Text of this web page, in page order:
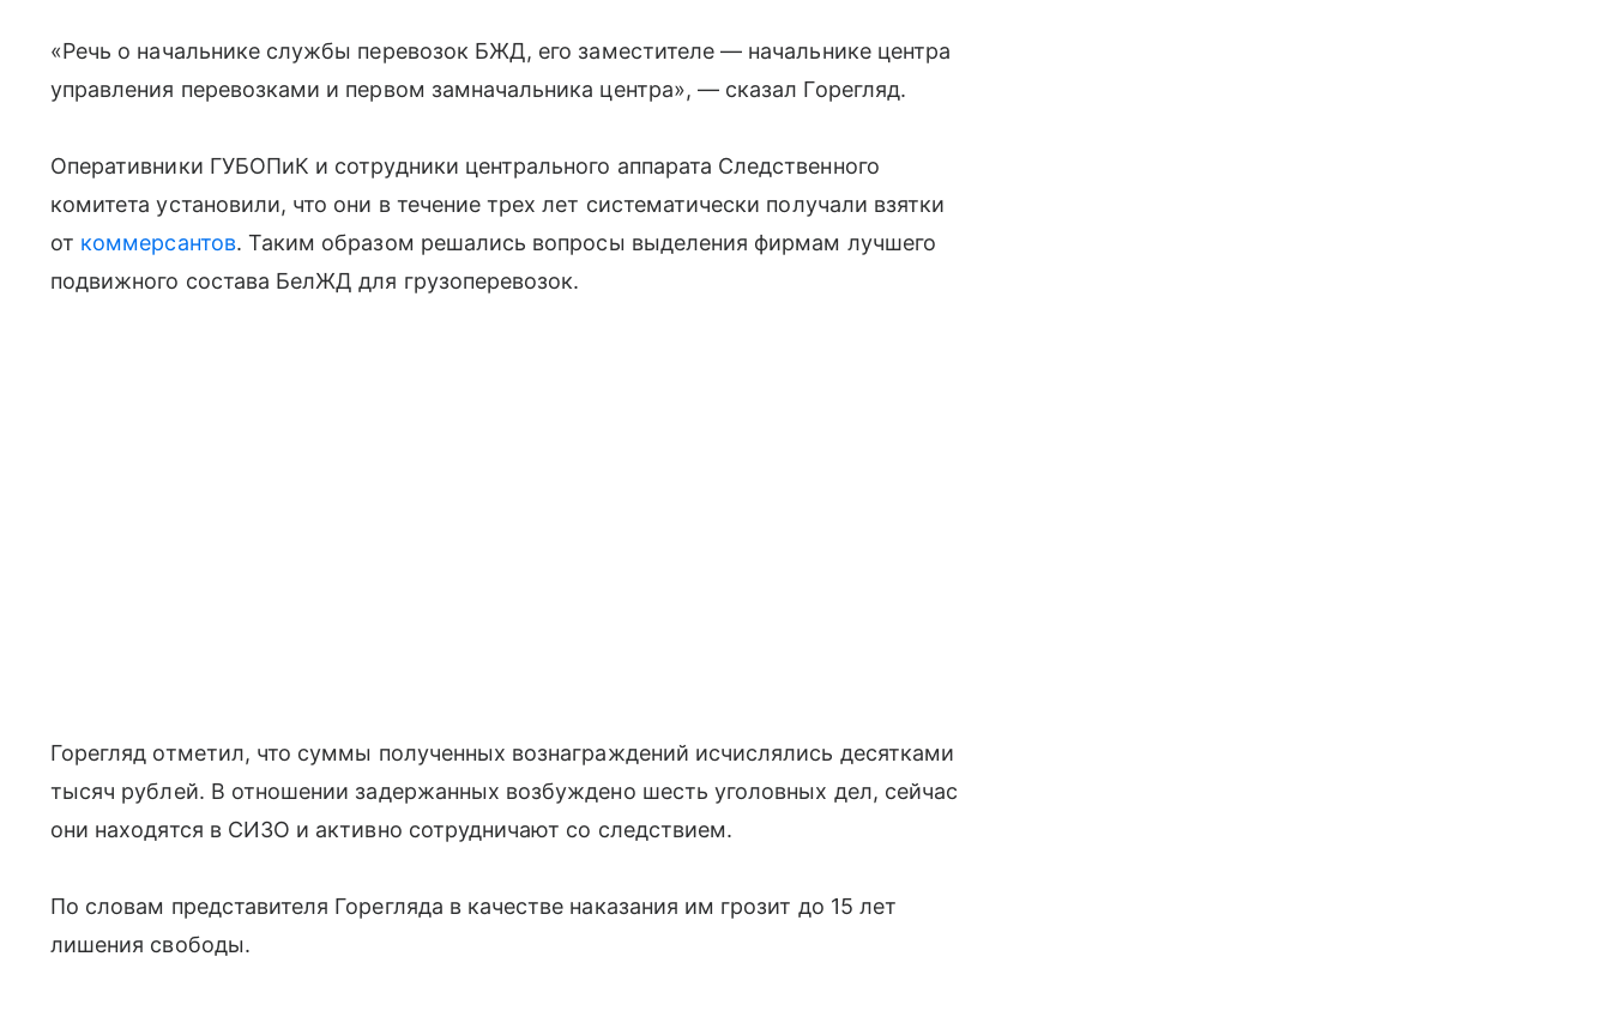
«Речь о начальнике службы перевозок БЖД, его заместителе — начальнике центра
управления перевозками и первом замначальника центра», — сказал Горегляд.
Оперативники ГУБОПиК и сотрудники центрального аппарата Следственного
комитета установили, что они в течение трех лет систематически получали взятки
от коммерсантов. Таким образом решались вопросы выделения фирмам лучшего
подвижного состава БелЖД для грузоперевозок.
Горегляд отметил, что суммы полученных вознаграждений исчислялись десятками
тысяч рублей. В отношении задержанных возбуждено шесть уголовных дел, сейчас
они находятся в СИЗО и активно сотрудничают со следствием.
По словам представителя Горегляда в качестве наказания им грозит до 15 лет
лишения свободы.